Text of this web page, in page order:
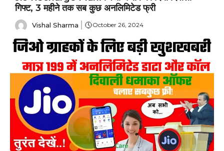
गिफ्ट, 3 महीने तक सब कुछ अनलिमिटेड फ्री
Vishal Sharma October 26, 2024